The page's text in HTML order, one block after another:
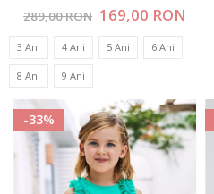
289,00 RON Pret
special
169,00 RON
3 Ani 4 Ani 5 Ani 6 Ani
8 Ani 9 Ani
-33%